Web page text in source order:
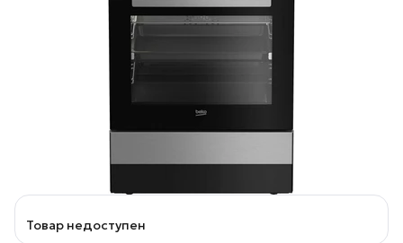
Товар недоступен